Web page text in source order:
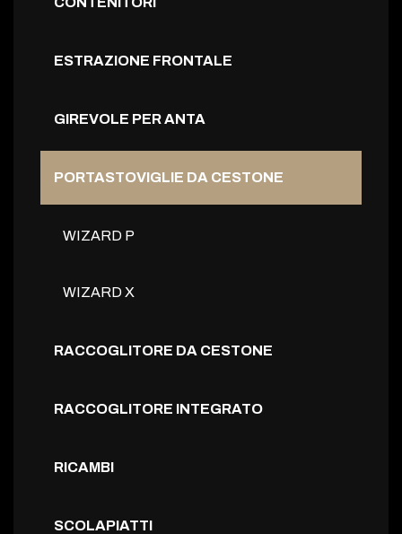
ESTRAZIONE FRONTALE
GIREVOLE PER ANTA
PORTASTOVIGLIE DA CESTONE
WIZARD P
WIZARD X
RACCOGLITORE DA CESTONE
RACCOGLITORE INTEGRATO
RICAMBI
SCOLAPIATTI